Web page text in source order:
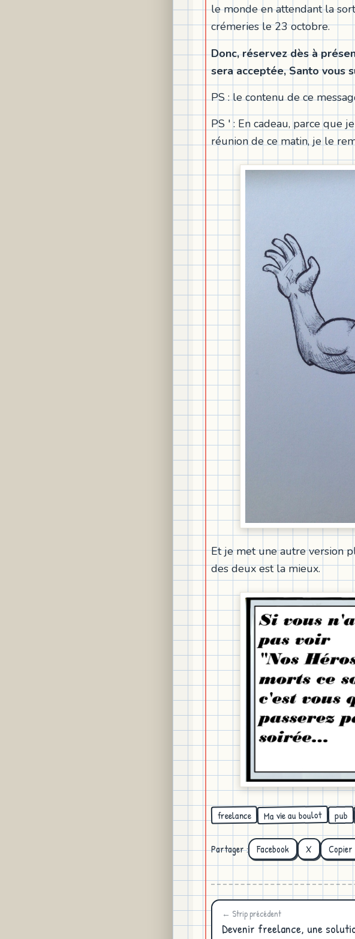
le monde en attendant la
crémeries le 23 octobre.
Donc, réservez dès à
sera acceptée, Santo vous
PS : le contenu de ce
PS ' : En cadeau, parce que
réunion de ce matin, je le
Et je met une autre version
des deux est la mieux.
freelance Ma vie au boulot pub
Partager : Facebook X
← Strip précédent
Devenir freelance, une